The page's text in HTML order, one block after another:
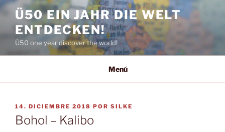
Saltar
contenido
Ü50 EIN JAHR DIE WELT
ENTDECKEN!
Ü50 one year discover the world!
Menú
PUBLICADO
EL
14. DICIEMBRE 2018 POR SILKE
Bohol – Kalibo